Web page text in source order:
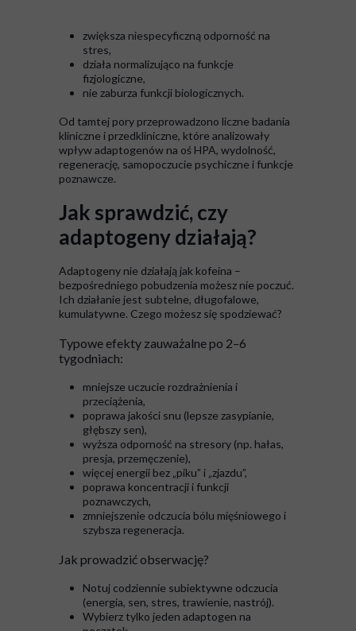
zwiększa niespecyficzną odporność na
stres,
działa normalizująco na funkcje
fizjologiczne,
nie zaburza funkcji biologicznych.
Od tamtej pory przeprowadzono liczne badania
kliniczne i przedkliniczne, które analizowały
wpływ adaptogenów na oś HPA, wydolność,
regenerację, samopoczucie psychiczne i funkcje
poznawcze.
Jak sprawdzić, czy
adaptogeny działają?
Adaptogeny nie działają jak kofeina –
bezpośredniego pobudzenia możesz nie poczuć.
Ich działanie jest subtelne, długofalowe,
kumulatywne. Czego możesz się spodziewać?
Typowe efekty zauważalne po 2–6
tygodniach:
mniejsze uczucie rozdrażnienia i
przeciążenia,
poprawa jakości snu (lepsze zasypianie,
głębszy sen),
wyższa odporność na stresory (np. hałas,
presja, przemęczenie),
więcej energii bez „piku” i „zjazdu”,
poprawa koncentracji i funkcji
poznawczych,
zmniejszenie odczucia bólu mięśniowego i
szybsza regeneracja.
Jak prowadzić obserwację?
Notuj codziennie subiektywne odczucia
(energia, sen, stres, trawienie, nastrój).
Wybierz tylko jeden adaptogen na